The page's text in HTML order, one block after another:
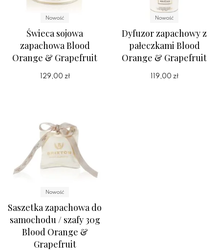
Świeca sojowa
zapachowa Blood
Orange & Grapefruit
129,00 zł
Nowość
Dyfuzor zapachowy z
pałeczkami Blood
Orange & Grapefruit
119,00 zł
Nowość
Saszetka zapachowa do
samochodu / szafy 30g
Blood Orange &
Grapefruit
Nowość